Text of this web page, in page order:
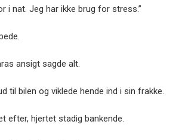
i nat. Jeg har ikke brug for stress.”
ansigt sagde alt.
til bilen og viklede hende ind i sin frakke.
efter, hjertet stadig bankende.